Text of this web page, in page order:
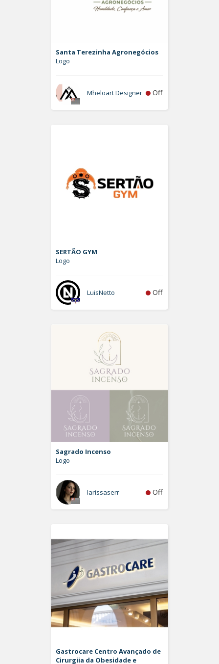
Santa Terezinha Agronegócios
Logo
Mheloart Designer Off
SERTÃO GYM
Logo
LuisNetto Off
Sagrado Incenso
Logo
larissaserr Off
Gastrocare Centro Avançado de
Cirurgiia da Obesidade e